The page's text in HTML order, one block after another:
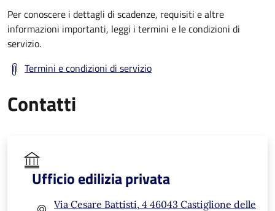
Per conoscere i dettagli di scadenze, requisiti e altre
informazioni importanti, leggi i termini e le condizioni di
servizio.
Termini e condizioni di servizio
Contatti
Ufficio edilizia privata
Via Cesare Battisti, 4 46043 Castiglione delle